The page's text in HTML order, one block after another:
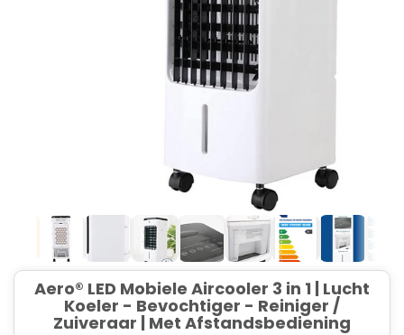
Aero® LED Mobiele Aircooler 3 in 1 | Lucht
Koeler - Bevochtiger - Reiniger /
Zuiveraar | Met Afstandsbediening